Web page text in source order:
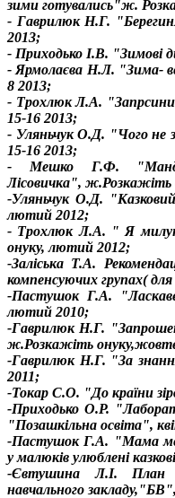
зими готувались"ж.
- Гаврилюк Н.Г.
2013;
- Приходько І.В. "Зимові
- Ярмолаєва Н.Л. "Зима-
8 2013;
- Трохлюк Л.А.
15-16 2013;
- Уляньчук О.Д. "Чого не
15-16 2013;
- Мешко Г.Ф.
Лісовичка", ж.Розкажіть
-Уляньчук О.Д.
лютий 2012;
- Трохлюк Л.А. " Я
онуку, лютий 2012;
-Заліська Т.А.
компенсуючих групах(
-Пастушок Г.А.
лютий 2010;
-Гаврилюк Н.Г.
ж.Розкажіть
-Гаврилюк Н.Г. "За
2011;
-Токар С.О. "До країни
-Приходько О.Р.
"Позашкільна освіта",
-Пастушок Г.А. "Мама
у малюків улюблені
-Євтушина Л.І. План
навчального